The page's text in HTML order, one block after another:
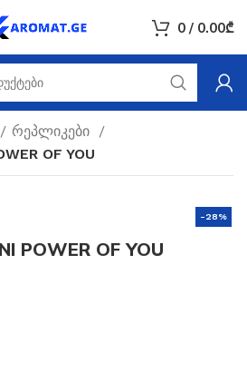
0 / 0.00₾
რეპლიკები
OF YOU
-28%
POWER OF YOU